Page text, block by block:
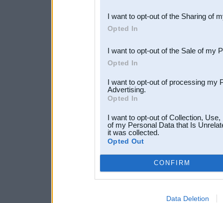
Downstream Participants
third parties.
I want to opt-out of the Sharing of
Opted In
I want to opt-out of the Sale of my
Opted In
I want to opt-out of processing my
Advertising.
Opted In
I want to opt-out of Collection,
of my Personal Data that Is
it was collected.
Opted Out
CONFIRM
Data Deletion